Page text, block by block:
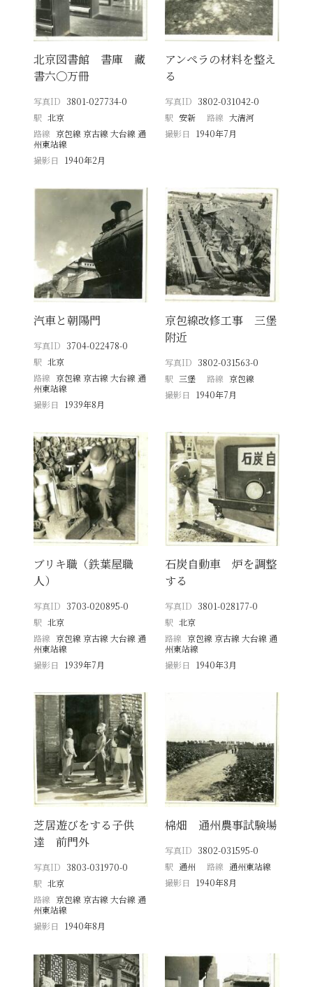
北京図書館 書庫 藏
書六〇万冊
写真ID 3801-027734-0
駅 北京
路線 京包線 京古線 大台線 通
州東站線
撮影日
1940年2月
アンペラの材料を整え
る
写真ID 3802-031042-0
駅 安新 路線 大清河
撮影日
1940年7月
汽車と朝陽門
写真ID 3704-022478-0
駅 北京
路線 京包線 京古線 大台線 通
州東站線
撮影日
1939年8月
京包線改修工事 三堡
附近
写真ID 3802-031563-0
駅 三堡 路線 京包線
撮影日
1940年7月
ブリキ職（鉄葉屋職
人）
写真ID 3703-020895-0
駅 北京
路線 京包線 京古線 大台線 通
州東站線
撮影日
1939年7月
石炭自動車 炉を調整
する
写真ID 3801-028177-0
駅 北京
路線 京包線 京古線 大台線 通
州東站線
撮影日
1940年3月
芝居遊びをする子供
達 前門外
写真ID 3803-031970-0
駅 北京
路線 京包線 京古線 大台線 通
州東站線
撮影日
1940年8月
棉畑 通州農事試験場
写真ID 3802-031595-0
駅 通州 路線 通州東站線
撮影日
1940年8月